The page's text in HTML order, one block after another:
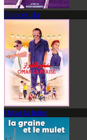
Frances Ha
Omar la fraise